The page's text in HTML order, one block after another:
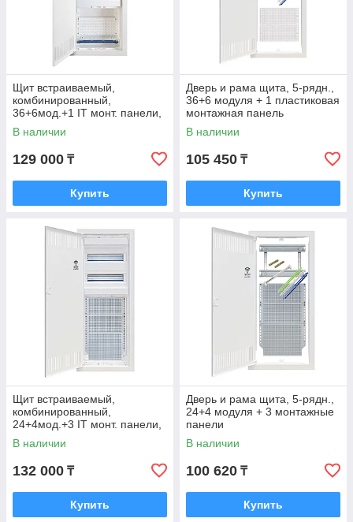
Щит встраиваемый,
комбинированный,
36+6мод.+1 IT монт. панели,
металл.дверца
В наличии
129 000 ₸
Купить
Дверь и рама щита, 5-рядн.,
36+6 модуля + 1 пластиковая
монтажная панель
В наличии
105 450 ₸
Купить
Щит встраиваемый,
комбинированный,
24+4мод.+3 IT монт. панели,
металл.дверца
В наличии
132 000 ₸
Купить
Дверь и рама щита, 5-рядн.,
24+4 модуля + 3 монтажные
панели
В наличии
100 620 ₸
Купить